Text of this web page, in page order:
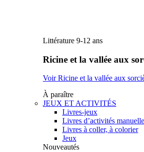
Littérature 9-12 ans
Ricine et la vallée aux
Voir Ricine et la vallée aux
À paraître
JEUX ET ACTIVITÉS
Livres-jeux
Livres d’activités
Livres à coller, à colorier
Jeux
Nouveautés